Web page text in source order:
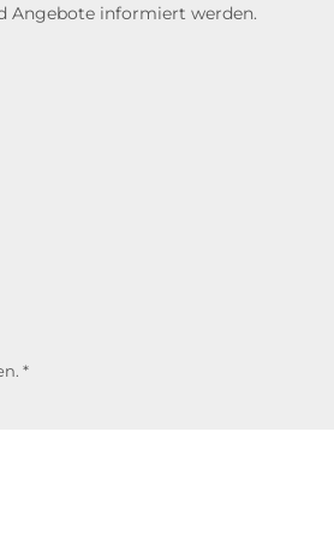
Angebote informiert werden.
*